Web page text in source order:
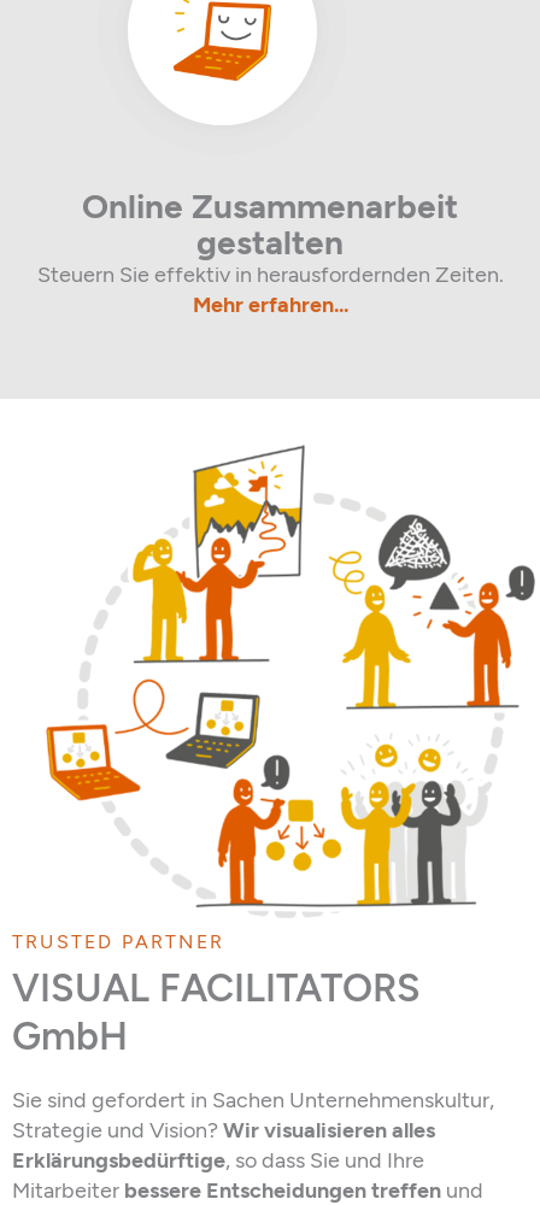
Online Zusammenarbeit
gestalten
Steuern Sie effektiv in herausfordernden Zeiten.
Mehr erfahren...
TRUSTED PARTNER
VISUAL FACILITATORS
GmbH
Sie sind gefordert in Sachen Unternehmenskultur,
Strategie und Vision? Wir visualisieren alles
Erklärungsbedürftige, so dass Sie und Ihre
Mitarbeiter bessere Entscheidungen treffen und